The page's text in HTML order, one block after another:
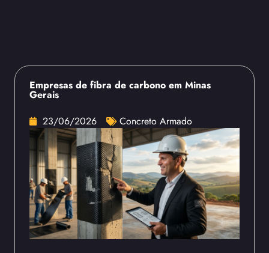
Empresas de fibra de carbono em Minas
Gerais
23/06/2026
Concreto Armado